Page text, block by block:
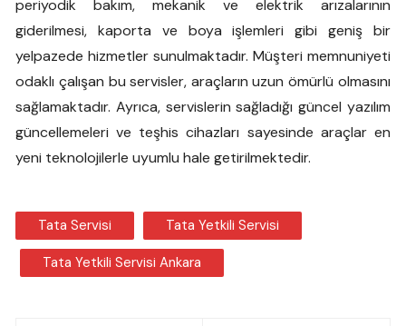
periyodik bakım, mekanik ve elektrik arızalarının
giderilmesi, kaporta ve boya işlemleri gibi geniş bir
yelpazede hizmetler sunulmaktadır. Müşteri memnuniyeti
odaklı çalışan bu servisler, araçların uzun ömürlü olmasını
sağlamaktadır. Ayrıca, servislerin sağladığı güncel yazılım
güncellemeleri ve teşhis cihazları sayesinde araçlar en
yeni teknolojilerle uyumlu hale getirilmektedir.
Tata Servisi Tata Yetkili Servisi
Tata Yetkili Servisi Ankara